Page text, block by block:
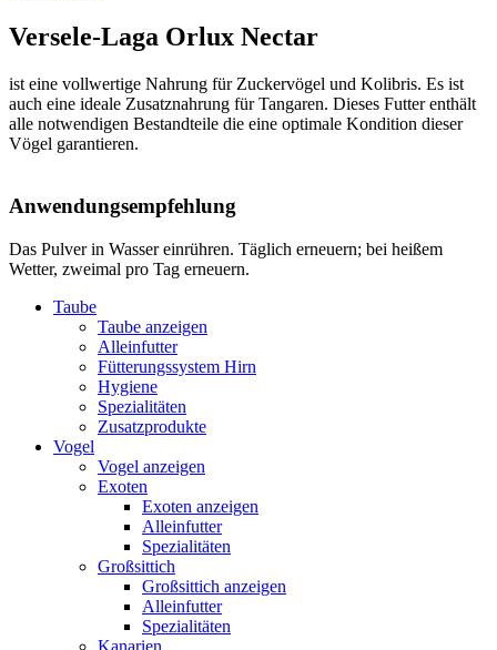
Versele-Laga Orlux Nectar
ist eine vollwertige Nahrung für Zuckervögel und Kolibris. Es ist
auch eine ideale Zusatznahrung für Tangaren. Dieses Futter enthält
alle notwendigen Bestandteile die eine optimale Kondition dieser
Vögel garantieren.
Anwendungsempfehlung
Das Pulver in Wasser einrühren. Täglich erneuern; bei heißem
Wetter, zweimal pro Tag erneuern.
Taube
Taube anzeigen
Alleinfutter
Fütterungssystem Hirn
Hygiene
Spezialitäten
Zusatzprodukte
Vogel
Vogel anzeigen
Exoten
Exoten anzeigen
Alleinfutter
Spezialitäten
Großsittich
Großsittich anzeigen
Alleinfutter
Spezialitäten